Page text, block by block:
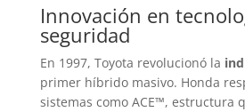
Innovación en
seguridad
En 1997, Toyota revolucionó la
primer híbrido masivo. Honda
sistemas como ACE™, estructura